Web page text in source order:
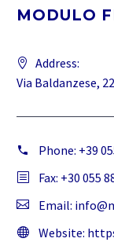
MODULO
Address:
Via Baldanzese,
Phone: +39
Fax: +30 055
Email:
Website: